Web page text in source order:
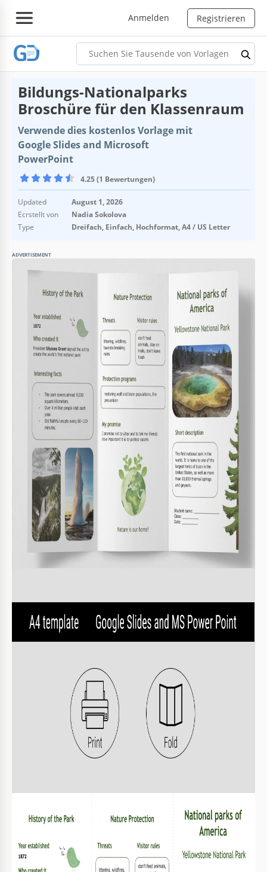
Anmelden Registrieren
Bildungs-Nationalparks
Broschüre für den Klassenraum
Verwende dies kostenlos Vorlage mit
Google Slides and Microsoft
PowerPoint
4.25 (1 Bewertungen)
Updated
August 1, 2026
Ecrstellt von
Nadia Sokolova
Type
Dreifach, Einfach, Hochformat, A4 / US Letter
ADVERTISEMENT